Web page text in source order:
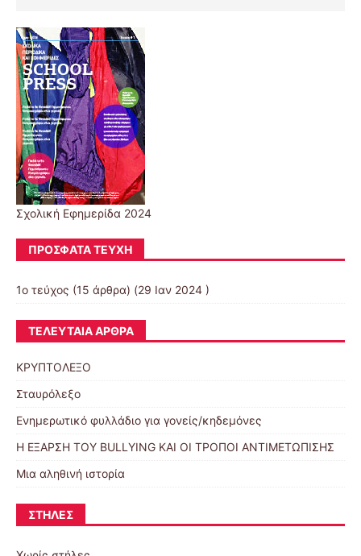
Σχολική Εφημερίδα 2024
ΠΡΌΣΦΑΤΑ ΤΕΎΧΗ
1ο τεύχος (15 άρθρα) (29 Ιαν 2024 )
ΤΕΛΕΥΤΑΊΑ ΆΡΘΡΑ
ΚΡΥΠΤΟΛΕΞΟ
Σταυρόλεξο
Ενημερωτικό φυλλάδιο για γονείς/κηδεμόνες
Η ΕΞΑΡΣΗ ΤΟΥ BULLYING ΚΑΙ ΟΙ ΤΡΟΠΟΙ ΑΝΤΙΜΕΤΩΠΙΣΗΣ
Μια αληθινή ιστορία
ΣΤΉΛΕΣ